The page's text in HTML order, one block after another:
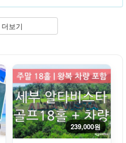
더보기
239,000원